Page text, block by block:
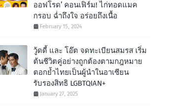
ออฟโรด’ คอนเฟิร์ม! ไก่ทอดแมค
กรอบ ฉํ่าถึงใจ อร่อยถึงเนื้อ
February 15, 2024
วู้ดดี้ และ โอ๊ต จดทะเบียนสมรส เริ่ม
ต้นชีวิตคู่อย่างถูกต้องตามกฎหมาย
ตอกย้ำไทยเป็นผู้นำในอาเซียน
รับรองสิทธิ LGBTQIAN+
January 27, 2025